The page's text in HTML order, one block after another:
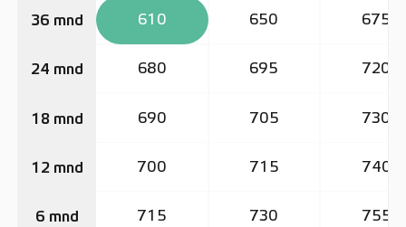
36 mnd
24 mnd
18 mnd
12 mnd
6 mnd
610 650 675
680 695 720
690 705 730
700 715 740
715 730 755